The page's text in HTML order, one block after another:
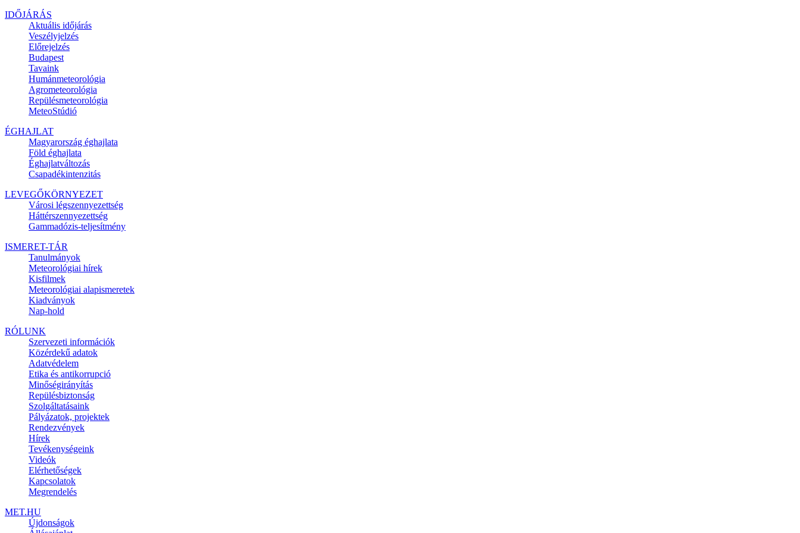
IDŐJÁRÁS
Aktuális időjárás
Veszélyjelzés
Előrejelzés
Budapest
Tavaink
Humánmeteorológia
Agrometeorológia
Repülésmeteorológia
MeteoStúdió
ÉGHAJLAT
Magyarország éghajlata
Föld éghajlata
Éghajlatváltozás
Csapadékintenzitás
LEVEGŐKÖRNYEZET
Városi légszennyezettség
Háttérszennyezettség
Gammadózis-teljesítmény
ISMERET-TÁR
Tanulmányok
Meteorológiai hírek
Kisfilmek
Meteorológiai alapismeretek
Kiadványok
Nap-hold
RÓLUNK
Szervezeti információk
Közérdekű adatok
Adatvédelem
Etika és antikorrupció
Minőségirányítás
Repülésbiztonság
Szolgáltatásaink
Pályázatok, projektek
Rendezvények
Hírek
Tevékenységeink
Videók
Elérhetőségek
Kapcsolatok
Megrendelés
MET.HU
Újdonságok